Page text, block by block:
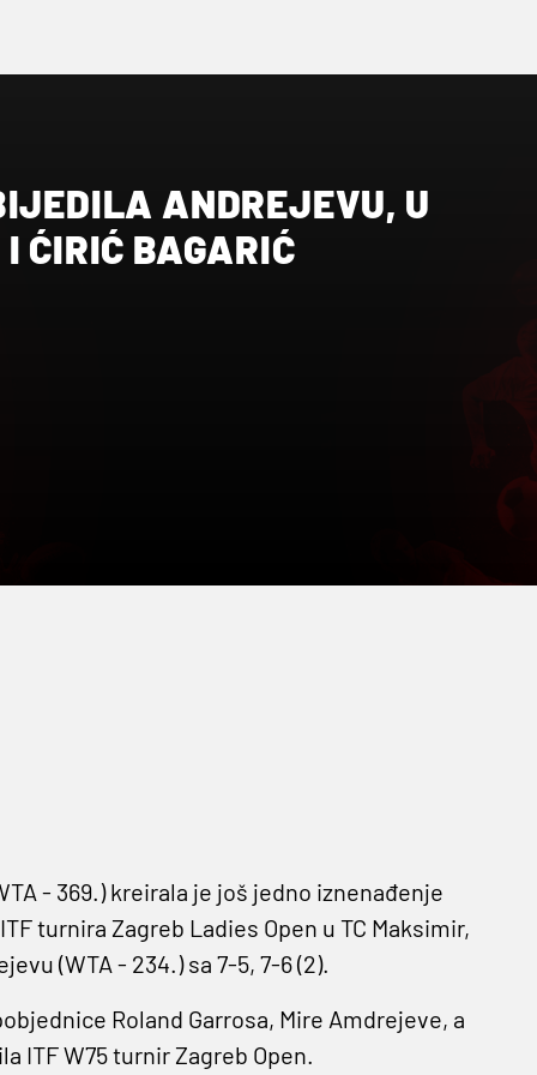
ANDREJEVU, U
I ĆIRIĆ BAGARIĆ
- 369.) kreirala je još jedno iznenađenje
turnira Zagreb Ladies Open u TC Maksimir,
(WTA - 234.) sa 7-5, 7-6 (2).
Roland Garrosa, Mire Amdrejeve, a
ITF W75 turnir Zagreb Open.